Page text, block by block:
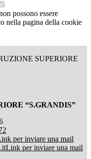
possono essere
nella pagina della cookie
SUPERIORE
“S.GRANDIS”
per inviare una mail
Link per inviare una mail